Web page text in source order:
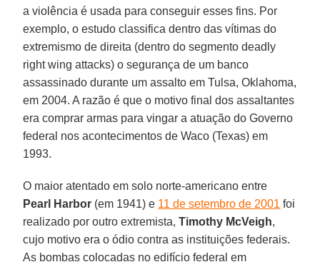
a violência é usada para conseguir esses fins. Por
exemplo, o estudo classifica dentro das vítimas do
extremismo de direita (dentro do segmento deadly
right wing attacks) o segurança de um banco
assassinado durante um assalto em Tulsa, Oklahoma,
em 2004. A razão é que o motivo final dos assaltantes
era comprar armas para vingar a atuação do Governo
federal nos acontecimentos de Waco (Texas) em
1993.
O maior atentado em solo norte-americano entre
Pearl Harbor (em 1941) e 11 de setembro de 2001 foi
realizado por outro extremista,Timothy McVeigh,
cujo motivo era o ódio contra as instituições federais.
As bombas colocadas no edifício federal em